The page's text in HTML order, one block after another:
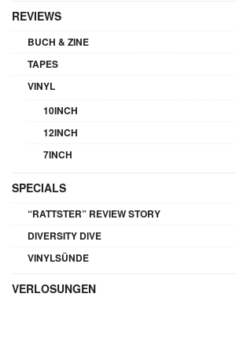
REVIEWS
BUCH & ZINE
TAPES
VINYL
10INCH
12INCH
7INCH
SPECIALS
“RATTSTER” REVIEW STORY
DIVERSITY DIVE
VINYLSÜNDE
VERLOSUNGEN